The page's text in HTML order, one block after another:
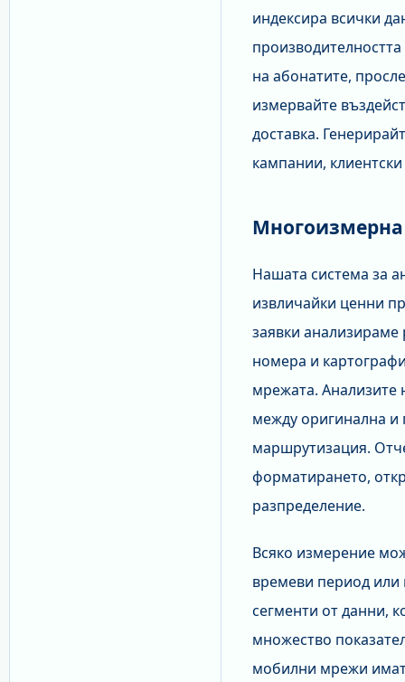
индексира всички
на абонатите,
измервайте
доставка.
кампании,
Нашата система за
извличайки ценни
заявки анализираме
номера и
мрежата. Анализите
между оригинална и
маршрутизация.
форматирането,
разпределение.
Всяко измерение
времеви период или
сегменти от данни,
множество
мобилни мрежи